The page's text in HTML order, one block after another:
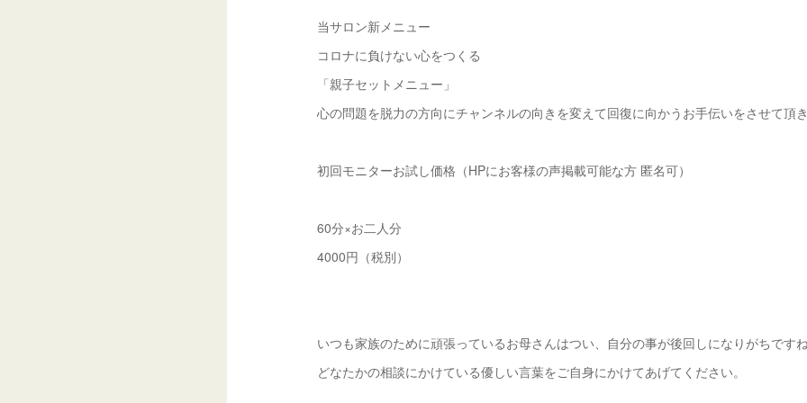
当サロン新メニュー
コロナに負けない心をつくる
「親子セットメニュー」
心の問題を脱力の方向にチャンネルの向きを変えて回復に向かうお手伝いをさせて頂き
初回モニターお試し価格（HPにお客様の声掲載可能な方 匿名可）
60分×お二人分
4000円（税別）
いつも家族のために頑張っているお母さんはつい、自分の事が後回しになりがちですね
どなたかの相談にかけている優しい言葉をご自身にかけてあげてください。